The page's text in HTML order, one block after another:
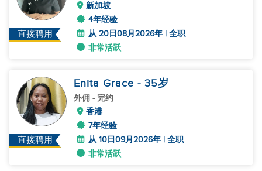
直接聘用
新加坡
4年经验
从 20日08月2026年 | 全职
非常活跃
直接聘用
Enita Grace - 35岁
外佣 - 完约
香港
7年经验
从 10日09月2026年 | 全职
非常活跃